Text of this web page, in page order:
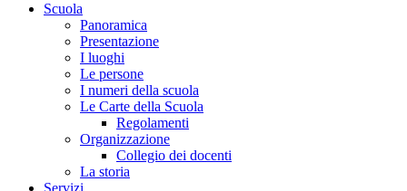
Scuola
Panoramica
Presentazione
I luoghi
Le persone
I numeri della scuola
Le Carte della Scuola
Regolamenti
Organizzazione
Collegio dei docenti
La storia